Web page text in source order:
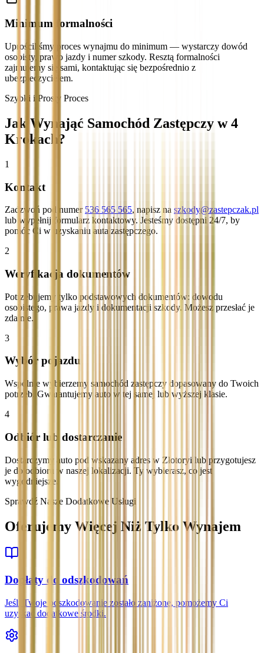
Minimum formalności
Uprościliśmy proces wynajmu do minimum — wystarczy dowód
osobisty, prawo jazdy i numer szkody. Resztą formalności
zajmujemy się sami, kontaktując się bezpośrednio z
ubezpieczycielem.
Szybki i Prosty Proces
Jak Wynająć Samochód Zastępczy w 4
Krokach?
1
Kontakt
Zadzwoń pod numer 536 565 565, napisz na szkody@zastepczak.pl
lub wypełnij formularz kontaktowy. Jesteśmy dostępni 24/7, by
pomóc Ci w uzyskaniu auta zastępczego.
2
Weryfikacja dokumentów
Potrzebujemy tylko podstawowych dokumentów: dowodu
osobistego, prawa jazdy i dokumentacji szkody. Możesz przesłać je
zdalnie.
3
Wybór pojazdu
Wspólnie wybierzemy samochód zastępczy dopasowany do Twoich
potrzeb. Gwarantujemy auto w tej samej lub wyższej klasie.
4
Odbiór lub dostarczanie
Dostarczymy auto pod wskazany adres w Złotoryi lub przygotujesz
je do odbioru w naszej lokalizacji. Ty wybierasz, co jest
wygodniejsze.
Sprawdź Nasze Dodatkowe Usługi
Oferujemy Więcej Niż Tylko Wynajem
Dopłaty do odszkodowań
Jeśli Twoje odszkodowanie zostało zaniżone, pomożemy Ci
uzyskać dodatkowe środki.